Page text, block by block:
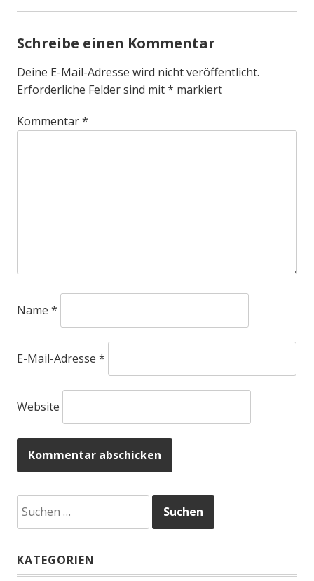
Schreibe einen Kommentar
Deine E-Mail-Adresse wird nicht veröffentlicht.
Erforderliche Felder sind mit* markiert
Kommentar*
Name *
E-Mail-Adresse *
Website
nach:
KATEGORIEN